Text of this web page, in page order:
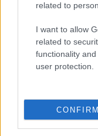
related to
I want to allow
related to
functionality
user protection.
CONFIRM